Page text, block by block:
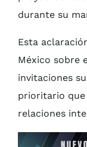
durante su
Esta
México sobre
invitaciones
prioritario
relaciones